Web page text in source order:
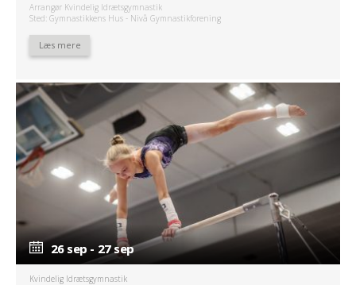
Arrangør Kvindelig Idrætsgymnastik
Sted: Gymnastikkens Hus - Nivå Gymnastikforening
Læs mere
26 sep - 27 sep
26 sep - 27 sep
Kvindelig Idrætsgymnastik